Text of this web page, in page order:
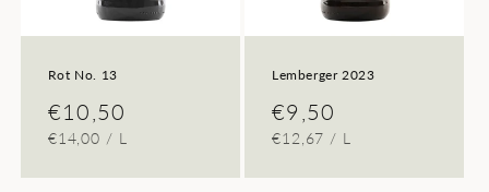
Rot No. 13
Normaler
Preis
€10,50
GRUNDPREIS
€14,00 / PRO
L
Lemberger 2023
Normaler
Preis
€9,50
GRUNDPREIS
€12,67 / PRO
L